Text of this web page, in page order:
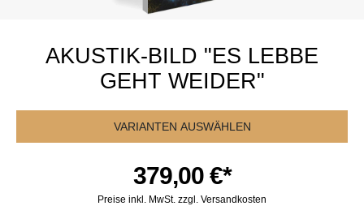
AKUSTIK-BILD "ES LEBBE
GEHT WEIDER"
VARIANTEN AUSWÄHLEN
379,00 €*
Preise inkl. MwSt. zzgl. Versandkosten